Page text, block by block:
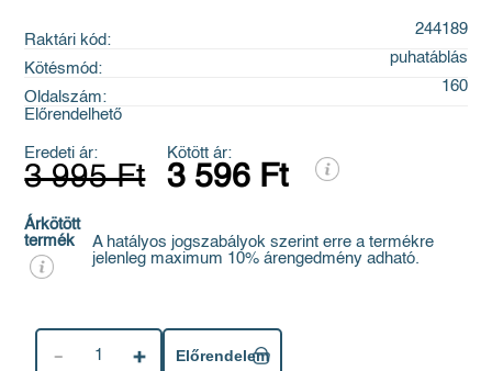
Raktári kód:
244189
Kötésmód:
puhatáblás
Oldalszám:
160
Előrendelhető
Eredeti ár:
3 995 Ft
Kötött ár:
3 596 Ft
Árkötött
termék
A hatályos jogszabályok szerint erre a termékre
jelenleg maximum 10% árengedmény adható.
1 Előrendelem